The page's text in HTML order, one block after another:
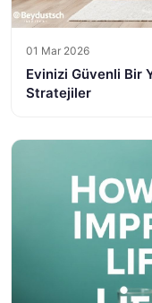
01 Mar 2026
Evinizi Güvenli Bir
Stratejiler